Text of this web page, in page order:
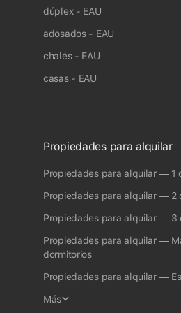
Superficie de los pisos
Coste de los pisos de
Superficie de los pisos
dúplex - EAU
adosados - EAU
chalés - EAU
casas - EAU
Propiedades para alquilar
Propiedades para alquilar — 1
Propiedades para alquilar — 2
Propiedades para alquilar — 3
Propiedades para alquilar —
dormitorios
Propiedades para alquilar —
Más